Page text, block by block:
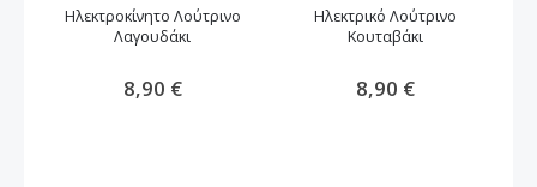
Ηλεκτροκίνητο Λούτρινο
Λαγουδάκι
8,90 €
Ηλεκτρικό Λούτρινο
Κουταβάκι
8,90 €